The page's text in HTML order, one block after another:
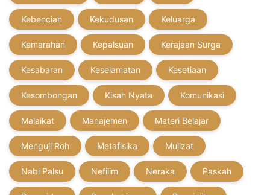
Kebencian Kekudusan Keluarga
Kemarahan Kepalsuan Kerajaan Surga
Kesabaran Keselamatan Kesetiaan
Kesombongan Kisah Nyata Komunikasi
Malaikat Manajemen Materi Belajar
Menguji Roh Metafisika Mujizat
Nabi Palsu Nefilim Neraka Paskah